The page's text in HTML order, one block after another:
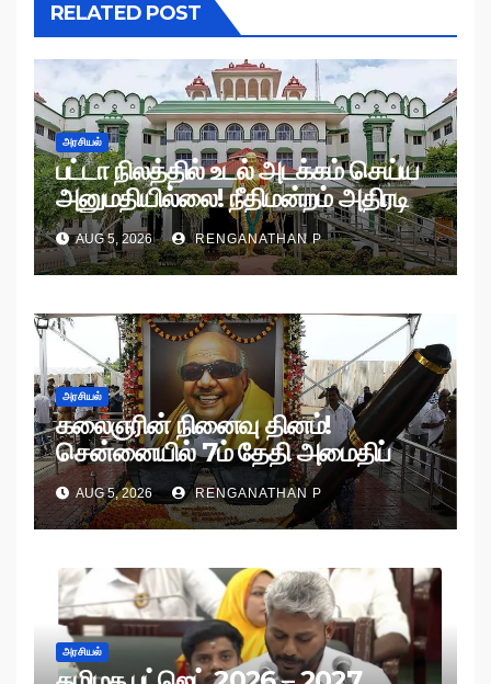
RELATED POST
அரசியல்
பட்டா நிலத்தில் உடல் அடக்கம் செய்ய
அனுமதியில்லை! நீதிமன்றம் அதிரடி
உத்தரவு!
AUG 5, 2026 RENGANATHAN P
அரசியல்
கலைஞரின் நினைவு தினம்!
சென்னையில் 7ம் தேதி அமைதிப்
பேரணி!
AUG 5, 2026 RENGANATHAN P
அரசியல்